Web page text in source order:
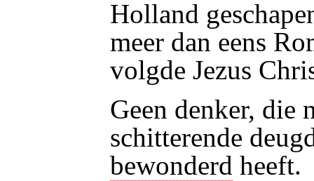
Holland
meer dan eens
volgde Jezus
Geen denker, die
schitterende
bewonderd heeft.